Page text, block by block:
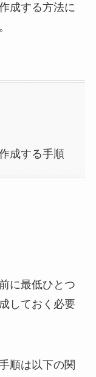
成する方法に
成する手順
に最低ひとつ
しておく必要
順は以下の関